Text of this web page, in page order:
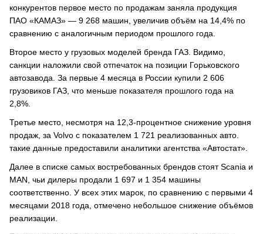
конкурентов первое место по продажам заняла продукция
ПАО «КАМАЗ» — 9 268 машин, увеличив объём на 14,4% по
сравнению с аналогичным периодом прошлого года.
Второе место у грузовых моделей бренда ГАЗ. Видимо,
санкции наложили свой отпечаток на позиции Горьковского
автозавода. За первые 4 месяца в России купили 2 606
грузовиков ГАЗ, что меньше показателя прошлого года на
2,8%.
Третье место, несмотря на 12,3-процентное снижение уровня
продаж, за Volvo с показателем 1 721 реализованных авто.
такие данные предоставили аналитики агентства «Автостат».
Далее в списке самых востребованных брендов стоят Scania и
MAN, чьи дилеры продали 1 697 и 1 354 машины
соответственно. У всех этих марок, по сравнению с первыми 4
месяцами 2018 года, отмечено небольшое снижение объёмов
реализации.